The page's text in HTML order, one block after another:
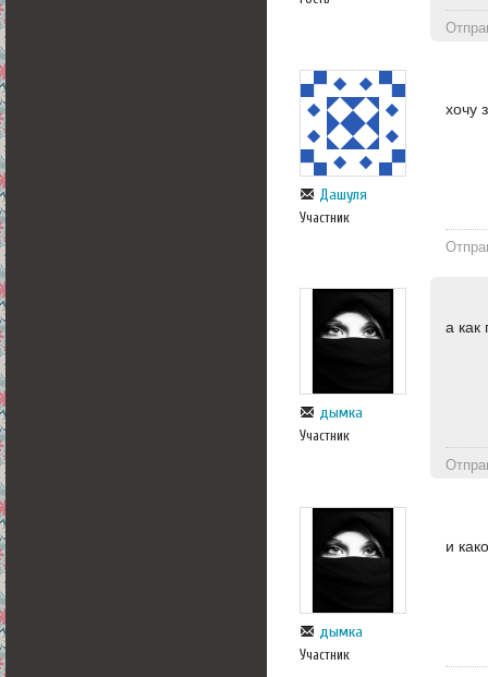
Дашуля
Участник
хочу
дымка
Участник
а как
дымка
Участник
и